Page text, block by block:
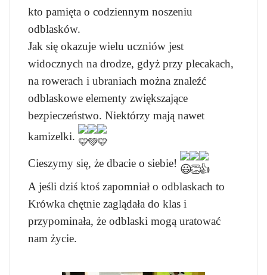
kto pamięta o codziennym noszeniu
odblasków.
Jak się okazuje wielu uczniów jest
widocznych na drodze, gdyż przy plecakach,
na rowerach i ubraniach można znaleźć
odblaskowe elementy zwiększające
bezpieczeństwo. Niektórzy mają nawet
kamizelki.
Cieszymy się, że dbacie o siebie!
A jeśli dziś ktoś zapomniał o odblaskach to
Krówka chętnie zaglądała do klas i
przypominała, że odblaski mogą uratować
nam życie.